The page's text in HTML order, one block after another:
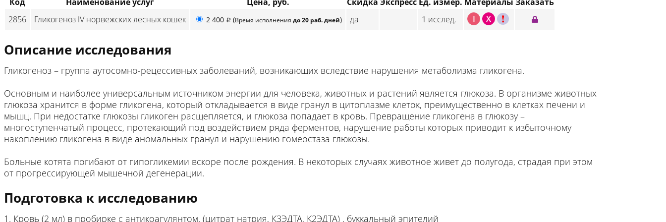
2856
Гликогеноз IV норвежских лесных кошек 2 400 p (Время исполнения до 20 раб. дней) да 1 исслед. I X C
Описание исследования
Гликогеноз – группа аутосомно-рецессивных заболеваний, возникающих вследствие нарушения метаболизма гликогена.
Основным и наиболее универсальным источником энергии для человека, животных и растений является глюкоза. В организме животных
глюкоза хранится в форме гликогена, который откладывается в виде гранул в цитоплазме клеток, преимущественно в клетках печени и
мышц. При недостатке глюкозы гликоген расщепляется, и глюкоза попадает в кровь. Превращение гликогена в глюкозу –
многоступенчатый процесс, протекающий под воздействием ряда ферментов, нарушение работы которых приводит к избыточному
накоплению гликогена в виде аномальных гранул и нарушению гомеостаза глюкозы.
Больные котята погибают от гипогликемии вскоре после рождения. В некоторых случаях животное живет до полугода, страдая при этом
от прогрессирующей мышечной дегенерации.
Подготовка к исследованию
1. Кровь (2 мл) в пробирке с антикоагулянтом. (цитрат натрия, К3ЭДТА, К2ЭДТА) , буккальный эпителий